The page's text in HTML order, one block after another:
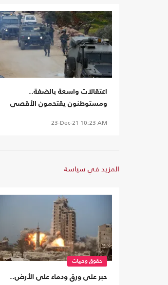
اعتقالات واسعة بالضفة..
ومستوطنون يقتحمون الأقصى
23-Dec-21 10:23 AM
المزيد في سياسة
حقوق وحريات
حبر على ورق ودماء على الأرض..